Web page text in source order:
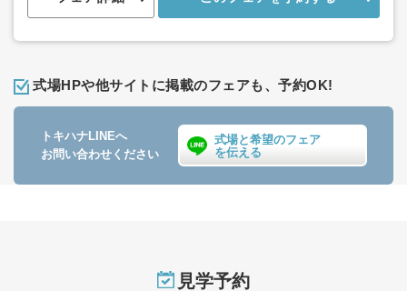
式場HPや他サイトに掲載のフェアも、予約OK!
トキハナLINEへ
お問い合わせください
式場と希望のフェア
を伝える
見学予約